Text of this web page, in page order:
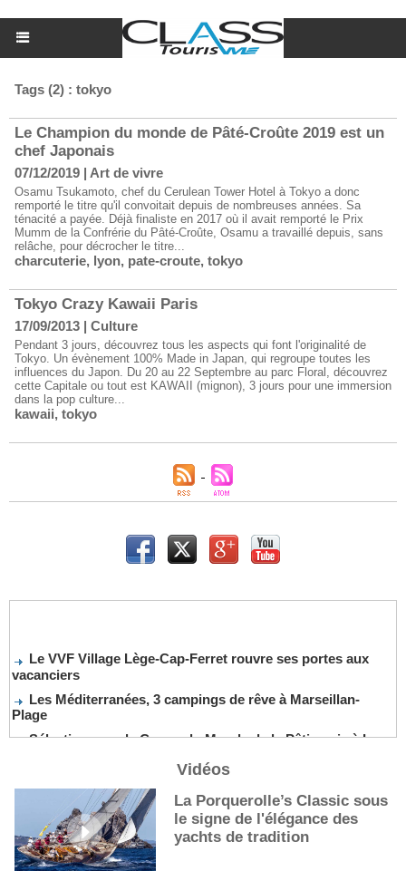
Tags (2) : tokyo
Le Champion du monde de Pâté-Croûte 2019 est un
chef Japonais
07/12/2019 | Art de vivre
Osamu Tsukamoto, chef du Cerulean Tower Hotel à Tokyo a donc
remporté le titre qu'il convoitait depuis de nombreuses années. Sa
ténacité a payée. Déjà finaliste en 2017 où il avait remporté le Prix
Mumm de la Confrérie du Pâté-Croûte, Osamu a travaillé depuis, sans
relâche, pour décrocher le titre...
charcuterie, lyon, pate-croute, tokyo
Tokyo Crazy Kawaii Paris
17/09/2013 | Culture
Pendant 3 jours, découvrez tous les aspects qui font l'originalité de
Tokyo. Un évènement 100% Made in Japan, qui regroupe toutes les
influences du Japon. Du 20 au 22 Septembre au parc Floral, découvrez
cette Capitale ou tout est KAWAII (mignon), 3 jours pour une immersion
dans la pop culture...
kawaii, tokyo
Le VVF Village Lège-Cap-Ferret rouvre ses portes aux
vacanciers
Les Méditerranées, 3 campings de rêve à Marseillan-
Plage
Sélection pour la Coupe du Monde de la Pâtisserie à La
De nouveaux cocktails, stars de l’été
Les cocktails, stars de l’été
La première sélection des grappes du Guide Michelin
Vidéos
La Porquerolle’s Classic sous
le signe de l'élégance des
yachts de tradition